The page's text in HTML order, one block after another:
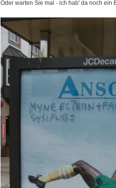
Oder warten Sie mal - ich hab' da noch ein